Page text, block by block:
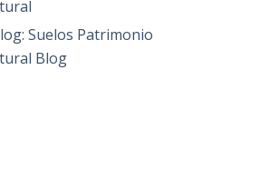
Suelos Patrimonio
Blog